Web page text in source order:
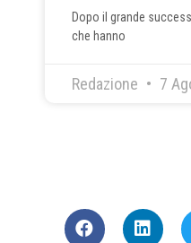
Dopo il grande
che hanno
Redazione 7